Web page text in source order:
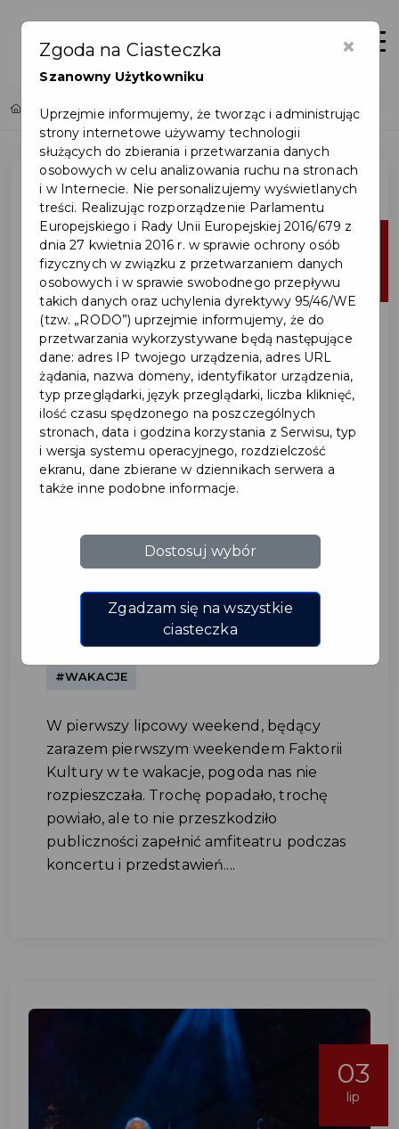
Zaloguj
Home Lista aktualności
Marie, Nora, Złoty Klucz
i...Gala 15-lecia Faktorii
Kultury!
#WAKACJE
W pierwszy lipcowy weekend, będący
zarazem pierwszym weekendem Faktorii
Kultury w te wakacje, pogoda nas nie
rozpieszczała. Trochę popadało, trochę
powiało, ale to nie przeszkodziło
publiczności zapełnić amfiteatru podczas
koncertu i przedstawień....
03
lip
×
Zgoda na Ciasteczka
Szanowny Użytkowniku
Uprzejmie informujemy, że tworząc i administrując
strony internetowe używamy technologii
służących do zbierania i przetwarzania danych
osobowych w celu analizowania ruchu na stronach
i w Internecie. Nie personalizujemy wyświetlanych
treści. Realizując rozporządzenie Parlamentu
Europejskiego i Rady Unii Europejskiej 2016/679 z
dnia 27 kwietnia 2016 r. w sprawie ochrony osób
fizycznych w związku z przetwarzaniem danych
osobowych i w sprawie swobodnego przepływu
takich danych oraz uchylenia dyrektywy 95/46/WE
(tzw. „RODO”) uprzejmie informujemy, że do
przetwarzania wykorzystywane będą następujące
dane: adres IP twojego urządzenia, adres URL
żądania, nazwa domeny, identyfikator urządzenia,
typ przeglądarki, język przeglądarki, liczba kliknięć,
ilość czasu spędzonego na poszczególnych
stronach, data i godzina korzystania z Serwisu, typ
i wersja systemu operacyjnego, rozdzielczość
ekranu, dane zbierane w dziennikach serwera a
także inne podobne informacje.
Dostosuj wybór
Zgadzam się na wszystkie
ciasteczka